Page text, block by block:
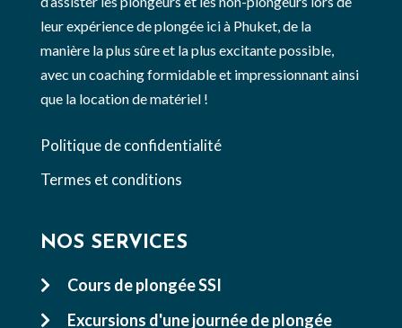
leur expérience de plongée ici à Phuket, de la
manière la plus sûre et la plus excitante possible,
avec un coaching formidable et impressionnant ainsi
que la location de matériel !
Politique de confidentialité
Termes et conditions
NOS SERVICES
 Cours de plongée SSI
 Excursions d'une journée de plongée